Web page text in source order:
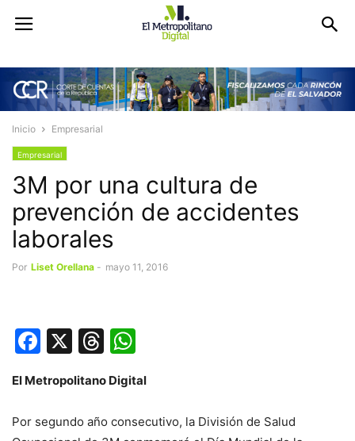
Inicio Empresarial
Empresarial
3M por una cultura de
prevención de accidentes
laborales
Por Liset Orellana - mayo 11, 2016
Facebook
X Threads
El Metropolitano Digital
Por segundo año consecutivo, la División de Salud